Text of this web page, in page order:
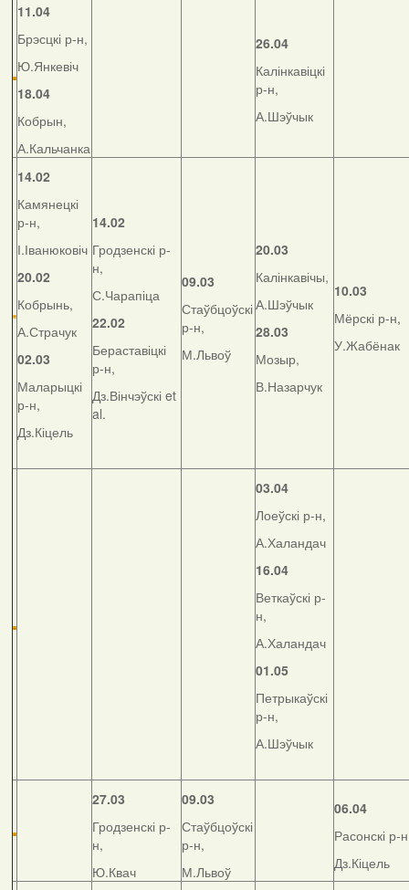
11.04
Брэсцкі р-н,
Ю.Янкевіч
18.04
Кобрын,
А.Кальчанка
26.04
Калінкавіцкі
р-н,
А.Шэўчык
14.02
Камянецкі
р-н,
І.Іванюковіч
20.02
Кобрынь,
А.Страчук
02.03
Маларыцкі
р-н,
Дз.Кіцель
14.02
Гродзенскі р-
н,
С.Чарапіца
22.02
Бераставіцкі
р-н,
Дз.Вінчэўскі et
al.
09.03
Стаўбцоўскі
р-н,
М.Львоў
20.03
Калінкавічы,
А.Шэўчык
28.03
Мозыр,
В.Назарчук
10.03
Мёрскі р-н,
У.Жабёнак
03.04
Лоеўскі р-н,
А.Халандач
16.04
Веткаўскі р-
н,
А.Халандач
01.05
Петрыкаўскі
р-н,
А.Шэўчык
27.03
Гродзенскі р-
н,
Ю.Квач
09.03
Стаўбцоўскі
р-н,
М.Львоў
06.04
Расонскі р-
Дз.Кіцель